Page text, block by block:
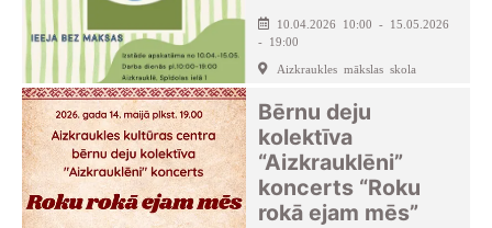
10.04.2026 10:00 - 15.05.2026
- 19:00
Aizkraukles mākslas skola
Bērnu deju
kolektīva
“Aizkrauklēni”
koncerts “Roku
rokā ejam mēs”